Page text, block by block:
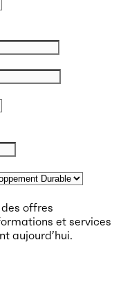
offres
et services
aujourd’hui.